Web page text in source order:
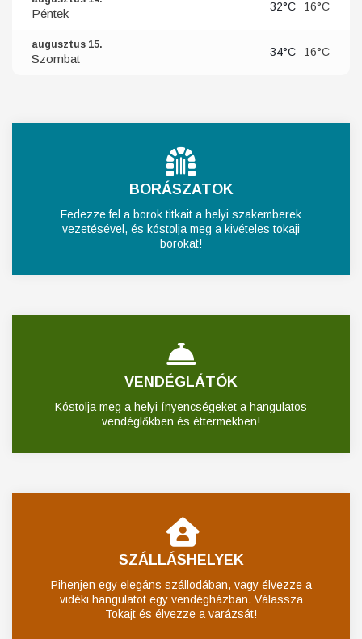
Péntek 32°C 16°C
augusztus 15.
Szombat 34°C 16°C
BORÁSZATOK
Fedezze fel a borok titkait a helyi szakemberek
vezetésével, és kóstolja meg a kivételes tokaji
borokat!
VENDÉGLÁTÓK
Kóstolja meg a helyi ínyencségeket a hangulatos
vendéglőkben és éttermekben!
SZÁLLÁSHELYEK
Pihenjen egy elegáns szállodában, vagy élvezze a
vidéki hangulatot egy vendégházban. Válassza
Tokajt és élvezze a varázsát!